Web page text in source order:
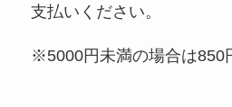
支払いください。
※5000円未満の場合は850